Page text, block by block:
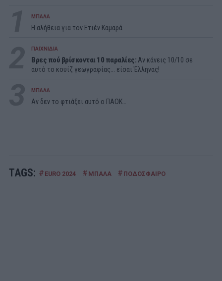
ΜΠΑΛΑ
Η αλήθεια για τον Ετιέν Καμαρά
ΠΑΙΧΝΙΔΙΑ
Βρες πού βρίσκονται 10 παραλίες: Αν κάνεις 10/10 σε
αυτό το κουίζ γεωγραφίας... είσαι Έλληνας!
ΜΠΑΛΑ
Αν δεν το φτιάξει αυτό ο ΠΑΟΚ…
TAGS: # EURO 2024 # ΜΠΑΛΑ # ΠΟΔΟΣΦΑΙΡΟ